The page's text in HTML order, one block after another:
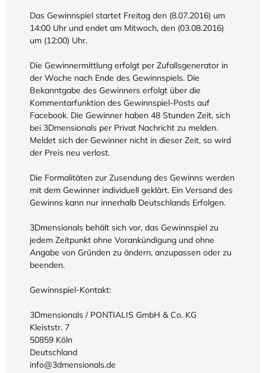
Das Gewinnspiel startet Freitag den (8.07.2016) um
14:00 Uhr und endet am Mitwoch, den (03.08.2016)
um (12:00) Uhr.
Die Gewinnermittlung erfolgt per Zufallsgenerator in
der Woche nach Ende des Gewinnspiels. Die
Bekanntgabe des Gewinners erfolgt über die
Kommentarfunktion des Gewinnspiel-Posts auf
Facebook. Die Gewinner haben 48 Stunden Zeit, sich
bei 3Dmensionals per Privat Nachricht zu melden.
Meldet sich der Gewinner nicht in dieser Zeit, so wird
der Preis neu verlost.
Die Formalitäten zur Zusendung des Gewinns werden
mit dem Gewinner individuell geklärt. Ein Versand des
Gewinns kann nur innerhalb Deutschlands Erfolgen.
3Dmensionals behält sich vor, das Gewinnspiel zu
jedem Zeitpunkt ohne Vorankündigung und ohne
Angabe von Gründen zu ändern, anzupassen oder zu
beenden.
Gewinnspiel-Kontakt:
3Dmensionals / PONTIALIS GmbH & Co. KG
Kleiststr. 7
50859 Köln
Deutschland
info@3dmensionals.de